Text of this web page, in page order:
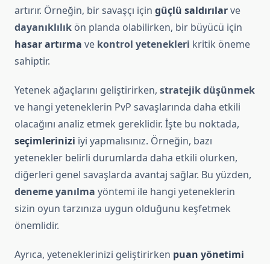
artırır. Örneğin, bir savaşçı için güçlü saldırılarve
dayanıklılık ön planda olabilirken, bir büyücü için
hasar artırma ve kontrol yetenekleri kritik öneme
sahiptir.
Yetenek ağaçlarını geliştirirken, stratejik düşünmek
ve hangi yeteneklerin PvP savaşlarında daha etkili
olacağını analiz etmek gereklidir. İşte bu noktada,
seçimlerinizi iyi yapmalısınız. Örneğin, bazı
yetenekler belirli durumlarda daha etkili olurken,
diğerleri genel savaşlarda avantaj sağlar. Bu yüzden,
deneme yanılma yöntemi ile hangi yeteneklerin
sizin oyun tarzınıza uygun olduğunu keşfetmek
önemlidir.
Ayrıca, yeteneklerinizi geliştirirken puan yönetimi